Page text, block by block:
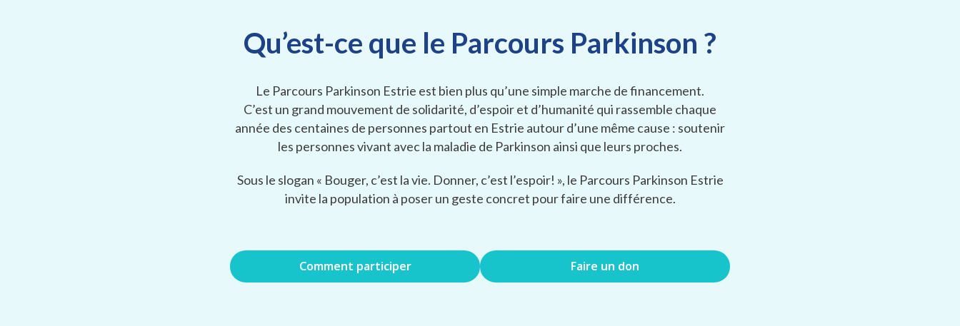
Qu’est-ce que le Parcours Parkinson ?
Le Parcours Parkinson Estrie est bien plus qu’une simple marche de financement.
C’est un grand mouvement de solidarité, d’espoir et d’humanité qui rassemble chaque
année des centaines de personnes partout en Estrie autour d’une même cause : soutenir
les personnes vivant avec la maladie de Parkinson ainsi que leurs proches.
Sous le slogan « Bouger, c’est la vie. Donner, c’est l’espoir! », le Parcours Parkinson Estrie
invite la population à poser un geste concret pour faire une différence.
Comment participer Faire un don